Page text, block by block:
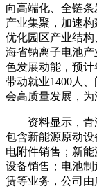
向高端化、全链
产业集聚，加速
优化园区产业结
海省钠离子电池
色发展动能，预
带动就业1400人
会高质量发展，为
资料显示，青
包含新能源原动
电附件销售；新
设备销售；电池
赁等业务，公司由